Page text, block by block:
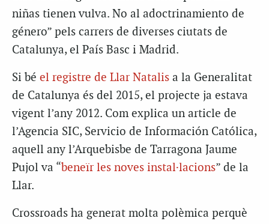
niñas tienen vulva. No al adoctrinamiento de
género” pels carrers de diverses ciutats de
Catalunya, el País Basc i Madrid.
Si bé el registre de Llar Natalis a la Generalitat
de Catalunya és del 2015, el projecte ja estava
vigent l’any 2012. Com explica un article de
l’Agencia SIC, Servicio de Información Católica,
aquell any l’Arquebisbe de Tarragona Jaume
Pujol va “beneïr les noves instal·lacions” de la
Llar.
Crossroads ha generat molta polèmica perquè